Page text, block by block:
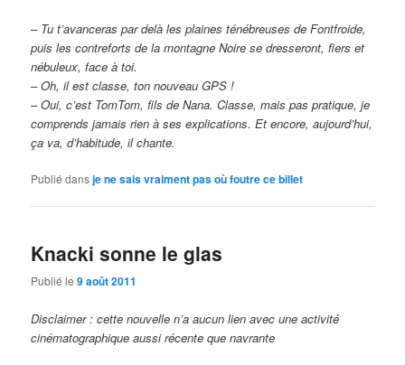
– Tu t’avanceras par delà les plaines ténébreuses de Fontfroide,
puis les contreforts de la montagne Noire se dresseront, fiers et
nébuleux, face à toi.
– Oh, il est classe, ton nouveau GPS !
– Oui, c’est TomTom, fils de Nana. Classe, mais pas pratique, je
comprends jamais rien à ses explications. Et encore, aujourd’hui,
ça va, d’habitude, il chante.
Publié dansje ne sais vraiment pas où foutre ce billet
Knacki sonne le glas
Publié le9 août 2011
Disclaimer : cette nouvelle n’a aucun lien avec une activité
cinématographique aussi récente que navrante